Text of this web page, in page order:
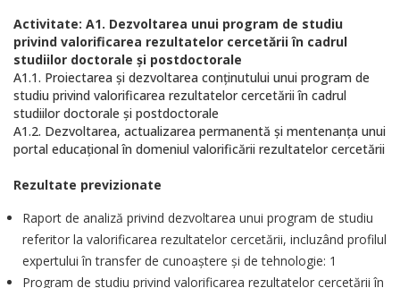
Activitate: A1. Dezvoltarea unui program de studiu
privind valorificarea rezultatelor cercetării în cadrul
studiilor doctorale și postdoctorale
A1.1. Proiectarea și dezvoltarea conținutului unui program de
studiu privind valorificarea rezultatelor cercetării în cadrul
studiilor doctorale și postdoctorale
A1.2. Dezvoltarea, actualizarea permanentă și mentenanța unui
portal educațional în domeniul valorificării rezultatelor cercetării
Rezultate previzionate
Raport de analiză privind dezvoltarea unui program de studiu
referitor la valorificarea rezultatelor cercetării, incluzând profilul
expertului în transfer de cunoaștere și de tehnologie: 1
Program de studiu privind valorificarea rezultatelor cercetării în